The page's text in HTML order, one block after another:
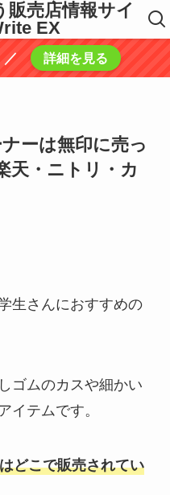
販売店情報サイ
EX
／ 詳細を見る
ーは無印に売っ
天・ニトリ・カ
生さんにおすすめの
ゴムのカスや細かい
イテムです。
どこで販売されてい